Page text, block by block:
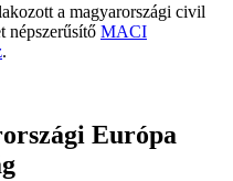
a magyarországi civil
népszerűsítő MACI
.
Európa